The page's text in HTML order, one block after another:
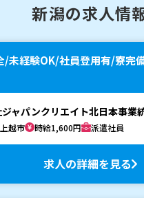
新潟の求人情
/未経験OK/社員登用有/寮完
ャパンクリエイト北日本事業
越市 時給1,600円 派遣社員
求人の詳細を見る